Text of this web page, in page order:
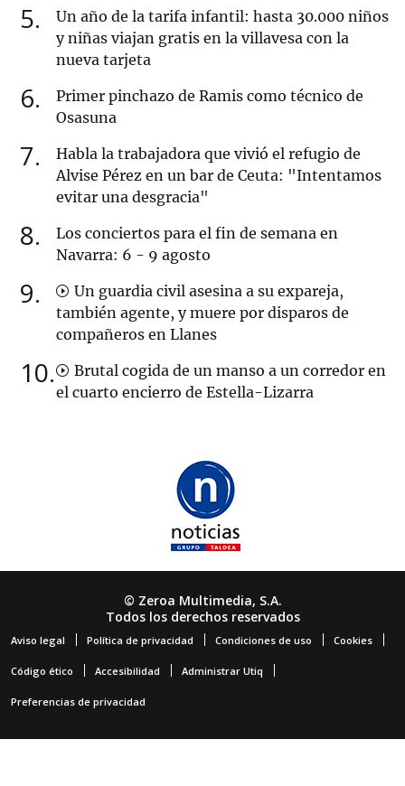
5
Un año de la tarifa infantil: hasta 30.000 niños
y niñas viajan gratis en la villavesa con la
nueva tarjeta
6
Primer pinchazo de Ramis como técnico de
Osasuna
7
Habla la trabajadora que vivió el refugio de
Alvise Pérez en un bar de Ceuta: "Intentamos
evitar una desgracia"
8
Los conciertos para el fin de semana en
Navarra: 6 - 9 agosto
9
Un guardia civil asesina a su expareja,
también agente, y muere por disparos de
compañeros en Llanes
10
Brutal cogida de un manso a un corredor en
el cuarto encierro de Estella-Lizarra
© Zeroa Multimedia, S.A.
Todos los derechos reservados
Aviso legal Política de privacidad Condiciones de uso Cookies
Código ético Accesibilidad Administrar Utiq
Preferencias de privacidad